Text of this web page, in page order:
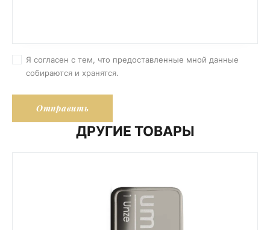
Я согласен с тем, что предоставленные мной данные
собираются и хранятся.
ДРУГИЕ ТОВАРЫ